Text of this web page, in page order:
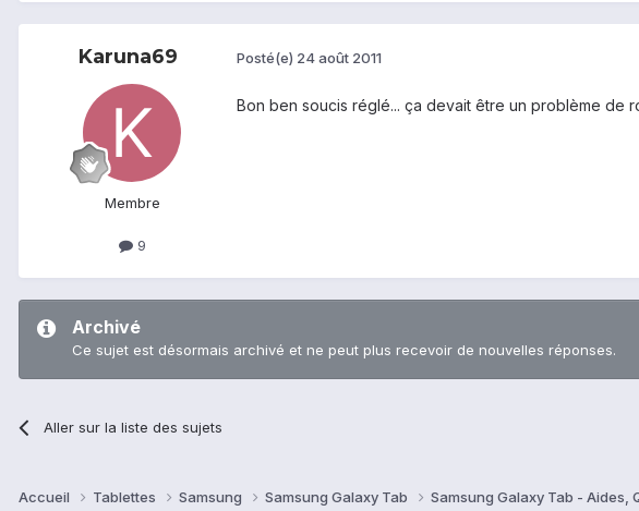
Karuna69
Membre
9
Posté(e) 24 août 2011
Bon ben soucis réglé... ça devait être un problème de
Archivé
Ce sujet est désormais archivé et ne peut plus recevoir de nouvelles réponses.
Aller sur la liste des sujets
Accueil Tablettes Samsung Samsung Galaxy Tab Samsung Galaxy Tab - Aides,